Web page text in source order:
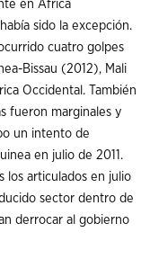
en África
sido la excepción.
cuatro golpes
Bissau (2012), Mali
Occidental. También
fueron marginales y
un intento de
en julio de 2011.
los articulados en julio
sector dentro de
derrocar al gobierno